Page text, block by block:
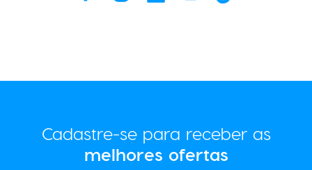
Cadastre-se para receber as
melhores ofertas